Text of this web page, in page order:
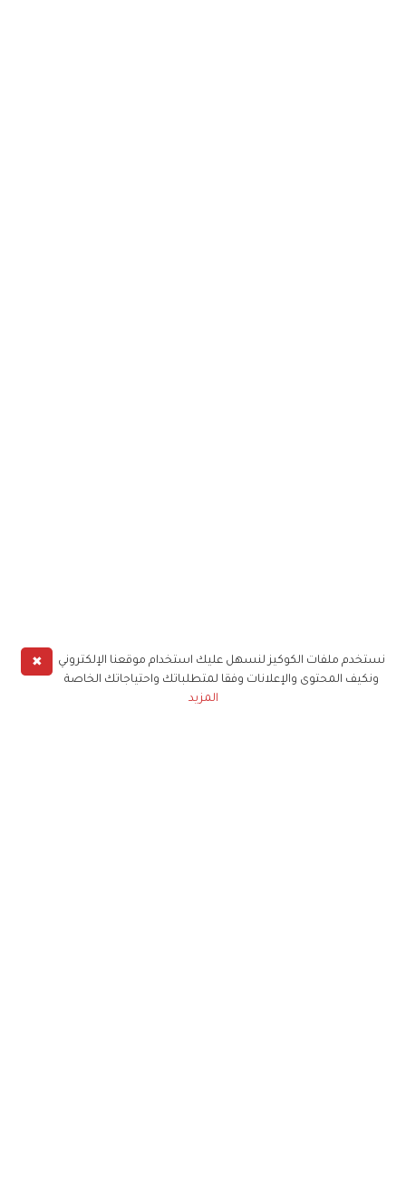
✖
نستخدم ملفات الكوكيز لنسهل عليك استخدام موقعنا الإلكتروني
ونكيف المحتوى والإعلانات وفقا لمتطلباتك واحتياجاتك الخاصة
المزيد